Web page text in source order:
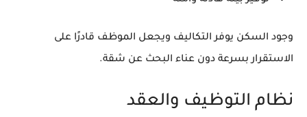
وجود السكن يوفر التكاليف ويجعل الموظف قادرًا على
الاستقرار بسرعة دون عناء البحث عن شقة.
نظام التوظيف والعقد